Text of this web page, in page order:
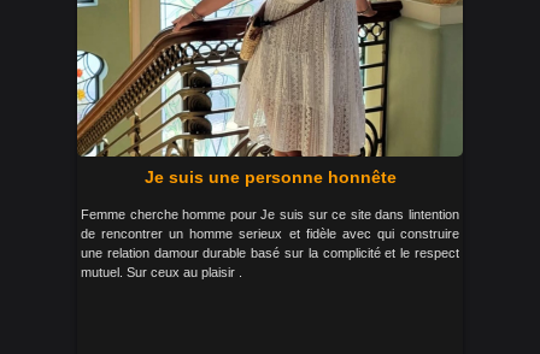
Je suis une personne honnête
Femme cherche homme pour Je suis sur ce site dans lintention
de rencontrer un homme serieux et fidèle avec qui construire
une relation damour durable basé sur la complicité et le respect
mutuel. Sur ceux au plaisir .